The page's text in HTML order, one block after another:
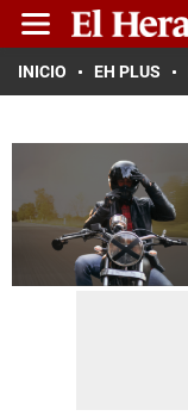
INICIO EH PLUS